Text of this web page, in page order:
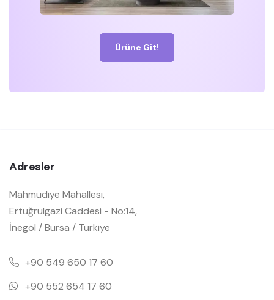
Ürüne Git!
Adresler
Mahmudiye Mahallesi,
Ertuğrulgazi Caddesi - No:14,
İnegöl / Bursa / Türkiye
+90 549 650 17 60
+90 552 654 17 60